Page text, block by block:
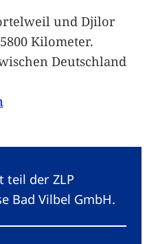
und Djilor
Kilometer.
Deutschland
teil der ZLP
Bad Vilbel GmbH.